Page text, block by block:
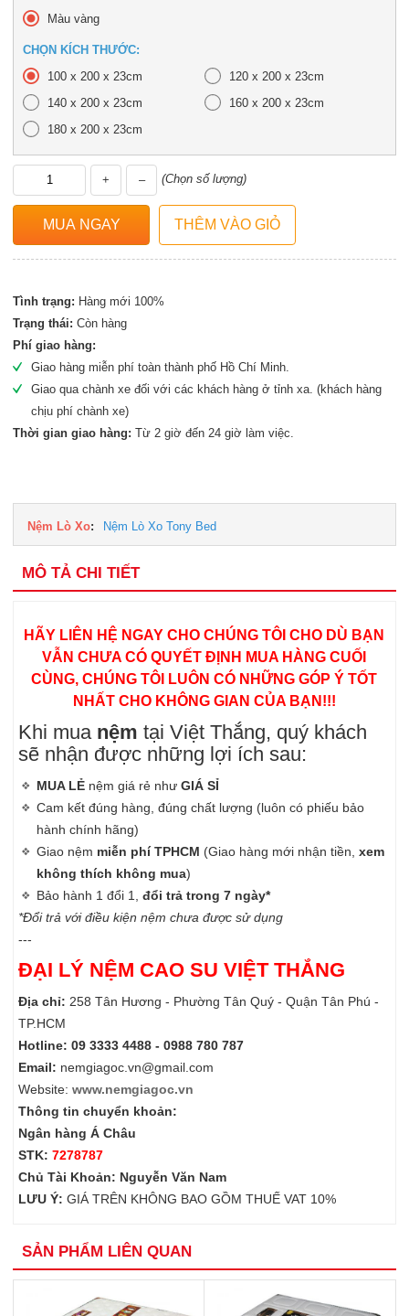
Màu vàng
CHỌN KÍCH THƯỚC:
100 x 200 x 23cm
120 x 200 x 23cm
140 x 200 x 23cm
160 x 200 x 23cm
180 x 200 x 23cm
+ – (Chọn số lượng)
Tình trạng: Hàng mới 100%
Trạng thái:Còn hàng
Phí giao hàng:
Giao hàng miễn phí toàn thành phố Hồ Chí Minh.
Giao qua chành xe đối với các khách hàng ở tỉnh xa. (khách hàng
chịu phí chành xe)
Thời gian giao hàng: Từ 2 giờ đến 24 giờ làm việc.
Nệm Lò Xo: Nệm Lò Xo Tony Bed
MÔ TẢ CHI TIẾT
HÃY LIÊN HỆ NGAY CHO CHÚNG TÔI CHO DÙ BẠN
VẪN CHƯA CÓ QUYẾT ĐỊNH MUA HÀNG CUỐI
CÙNG, CHÚNG TÔI LUÔN CÓ NHỮNG GÓP Ý TỐT
NHẤT CHO KHÔNG GIAN CỦA BẠN!!!
Khi mua nệm tại Việt Thắng, quý khách
sẽ nhận được những lợi ích sau:
MUA LẺ nệm giá rẻ nhưGIÁ SỈ
Cam kết đúng hàng, đúng chất lượng (luôn có phiếu bảo
hành chính hãng)
Giao nệm miễn phí TPHCM (Giao hàng mới nhận tiền,xem
không thích không mua)
Bảo hành 1 đổi 1,đổi trả trong 7 ngày*
*Đổi trả với điều kiện nệm chưa được sử dụng
---
ĐẠI LÝ NỆM CAO SU VIỆT THẮNG
Địa chỉ: 258 Tân Hương - Phường Tân Quý - Quận Tân Phú -
TP.HCM
Hotline: 09 3333 4488 - 0988 780 787
Email: nemgiagoc.vn@gmail.com
Website:www.nemgiagoc.vn
Thông tin chuyển khoản:
Ngân hàng Á Châu
STK:7278787
Chủ Tài Khoản: Nguyễn Văn Nam
LƯU Ý:GIÁ TRÊN KHÔNG BAO GỒM THUẾ VAT 10%
SẢN PHẨM LIÊN QUAN